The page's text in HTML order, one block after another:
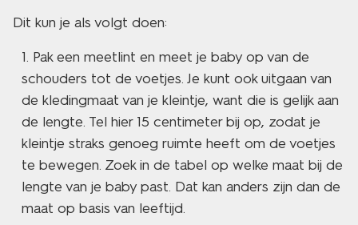
Dit kun je als volgt doen:
Pak een meetlint en meet je baby op van de
schouders tot de voetjes. Je kunt ook uitgaan van
de kledingmaat van je kleintje, want die is gelijk aan
de lengte. Tel hier 15 centimeter bij op, zodat je
kleintje straks genoeg ruimte heeft om de voetjes
te bewegen. Zoek in de tabel op welke maat bij de
lengte van je baby past. Dat kan anders zijn dan de
maat op basis van leeftijd.